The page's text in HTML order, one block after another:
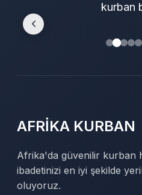
kurban
AFRİKA KURBAN
Afrika'da güvenilir kurban
ibadetinizi en iyi şekilde
oluyoruz.